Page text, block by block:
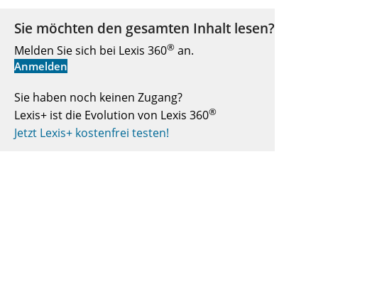
Sie möchten den gesamten Inhalt lesen?
Melden Sie sich bei Lexis 360® an.
Anmelden
Sie haben noch keinen Zugang?
Lexis+ ist die Evolution von Lexis 360®
Jetzt Lexis+ kostenfrei testen!